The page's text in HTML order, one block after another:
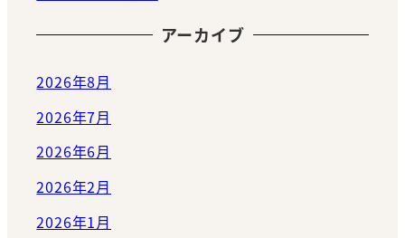
アーカイブ
2026年8月
2026年7月
2026年6月
2026年2月
2026年1月